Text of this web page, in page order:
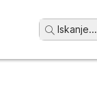
Iskanje...